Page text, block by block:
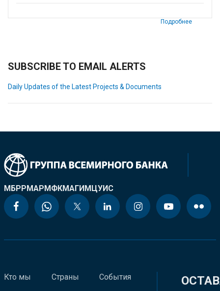
Подробнее
SUBSCRIBE TO EMAIL ALERTS
Daily Updates of the Latest Projects & Documents
МБРРМАРМФКМАГИМЦУИС
Кто мы Страны События